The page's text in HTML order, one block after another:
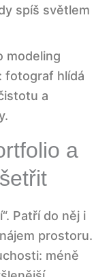
spíš světlem
modeling
fotograf hlídá
a
a
Patří do něj i
prostoru.
méně